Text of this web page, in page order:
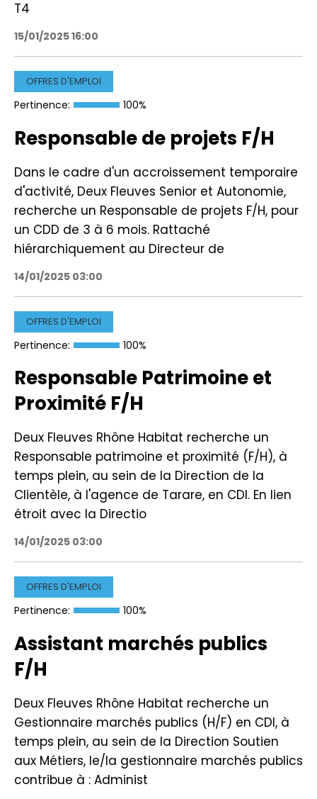
T4
15/01/2025 16:00
OFFRES D'EMPLOI
Pertinence: 100%
Responsable de projets F/H
Dans le cadre d'un accroissement temporaire
d'activité, Deux Fleuves Senior et Autonomie,
recherche un Responsable de projets F/H, pour
un CDD de 3 à 6 mois. Rattaché
hiérarchiquement au Directeur de
14/01/2025 03:00
OFFRES D'EMPLOI
Pertinence: 100%
Responsable Patrimoine et
Proximité F/H
Deux Fleuves Rhône Habitat recherche un
Responsable patrimoine et proximité (F/H), à
temps plein, au sein de la Direction de la
Clientèle, à l'agence de Tarare, en CDI. En lien
étroit avec la Directio
14/01/2025 03:00
OFFRES D'EMPLOI
Pertinence: 100%
Assistant marchés publics
F/H
Deux Fleuves Rhône Habitat recherche un
Gestionnaire marchés publics (H/F) en CDI, à
temps plein, au sein de la Direction Soutien
aux Métiers, le/la gestionnaire marchés publics
contribue à : Administ